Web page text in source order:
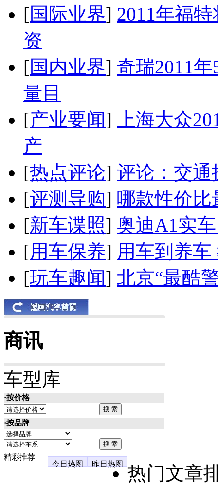
[国际业界] 2011年福
资
[国内业界] 奇瑞2011
量目
[产业要闻]
上海大众
产
[热点评论] 评论：交通
[评测导购] 哪款性价比
[新车谍照] 奥迪A1实
[用车保养] 用车到养
[玩车趣闻] 北京“最酷
商讯
车型库
·按价格
·按品牌
精彩推荐
今日热图
昨日热图
热门文章